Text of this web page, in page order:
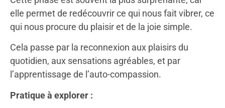
elle permet de redécouvrir ce qui nous fait vibrer, ce
qui nous procure du plaisir et de la joie simple.
Cela passe par la reconnexion aux plaisirs du
quotidien, aux sensations agréables, et par
l’apprentissage de l’auto-compassion.
Pratique à explorer :